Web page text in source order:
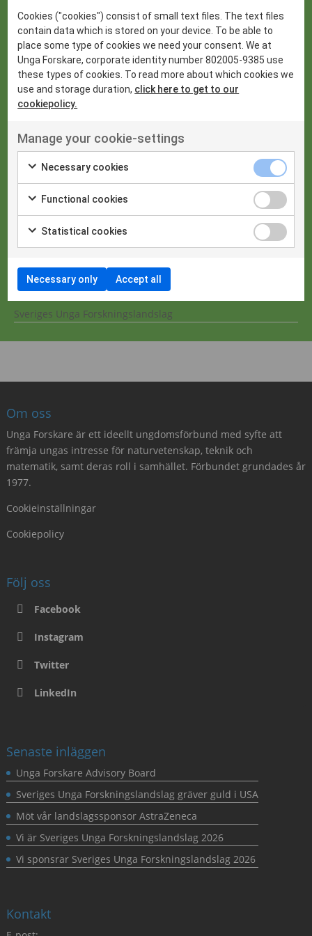
Global Youth Science and Technology Bowl
International Sustainable World (Engineering Energy
Environment) Project olympiad
International Wildlife Research Week
London International Youth Science Forum
Nobelpriset
Nyheter
Regeneron International Science and Engineering Fair
Research Science Institute
Riksstämman
Stockholm International Youth Science Seminar
Stockholm Junior Water Prize
Styrelsebloggen
Sveriges Unga Forskningslandslag
Om oss
Unga Forskare är ett ideellt ungdomsförbund med syfte att
främja ungas intresse för naturvetenskap, teknik och
matematik, samt deras roll i samhället. Förbundet grundades år
1977.
Cookieinställningar
Cookiepolicy
Följ oss
Facebook
Instagram
Twitter
LinkedIn
Senaste inläggen
Unga Forskare Advisory Board
Sveriges Unga Forskningslandslag gräver guld i USA
Möt vår landslagssponsor AstraZeneca
Vi är Sveriges Unga Forskningslandslag 2026
Vi sponsrar Sveriges Unga Forskningslandslag 2026
Kontakt
Cookies ("cookies") consist of small text files. The text files
contain data which is stored on your device. To be able to
place some type of cookies we need your consent. We at
Unga Forskare, corporate identity number 802005-9385 use
these types of cookies. To read more about which cookies we
use and storage duration, click here to get to our
cookiepolicy.
Manage your cookie-settings
Necessary cookies
Functional cookies
Statistical cookies
Necessary only Accept all